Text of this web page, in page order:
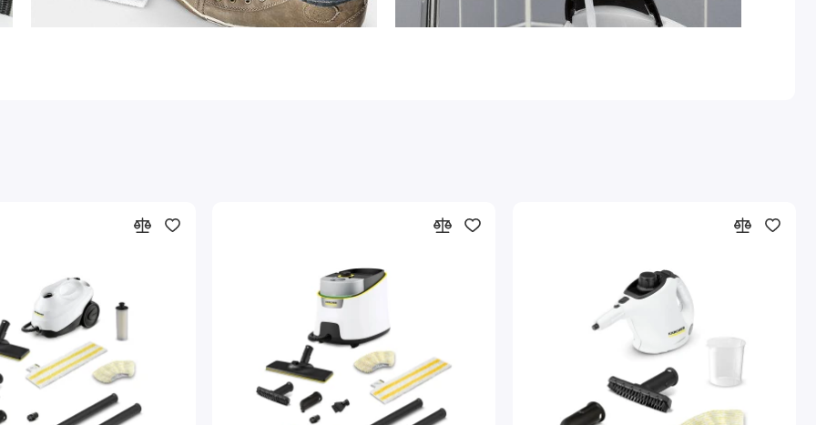
удобными креплениями салфетки с
застежкой-липучкой
Оптимальные результаты очистки всех типов
поверхностей в доме. Система крепления салфеток для
пола на застежке-липучке позволяет легко их закрепить
и заменить, не вступая в контакт с грязью. Шарнирная
Для непрерывной уборки и удобного долива воды.